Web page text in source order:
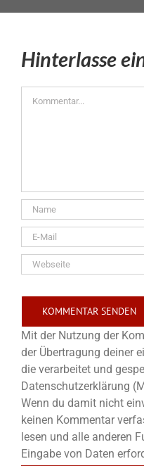
Hinterlasse
Mit der Nutzung der
der Übertragung deiner
die verarbeitet und
Datenschutzerklärung
Wenn du damit nicht
keinen Kommentar
lesen und alle anderen
Eingabe von Daten